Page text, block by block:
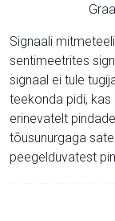
Signaali
sentimeetrites
signaal ei tule
teekonda pidi,
erinevatelt
tõusunurgaga
peegelduvatest